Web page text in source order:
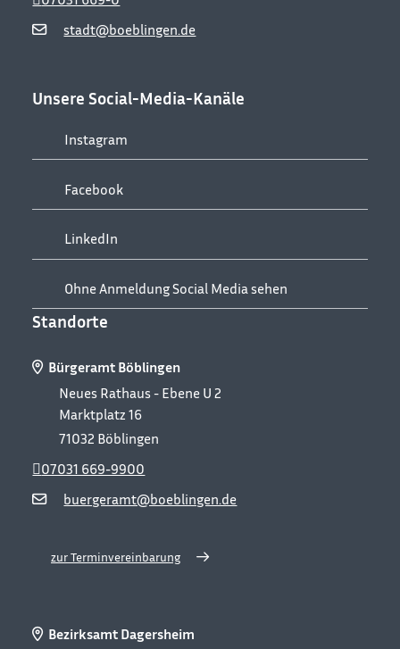
stadt@boeblingen.de
Unsere Social-Media-Kanäle
Instagram
Facebook
LinkedIn
Ohne Anmeldung Social Media sehen
Standorte
Bürgeramt Böblingen
Neues Rathaus - Ebene U 2
Marktplatz 16
71032 Böblingen
buergeramt@boeblingen.de
07031 669-9900
zur Terminvereinbarung
Bezirksamt Dagersheim